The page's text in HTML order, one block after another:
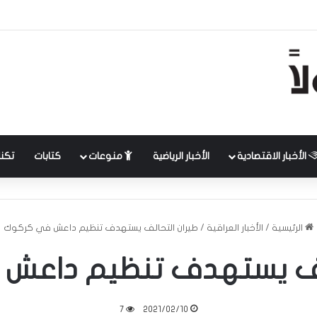
الأخبار الاقتصادية الأخبار الرياضية منوعات كتابات
الرئيسية / الأخبار العراقية / طيران التحالف يستهدف تنظيم داعش في كركوك
يستهدف تنظيم
2021/02/10
7